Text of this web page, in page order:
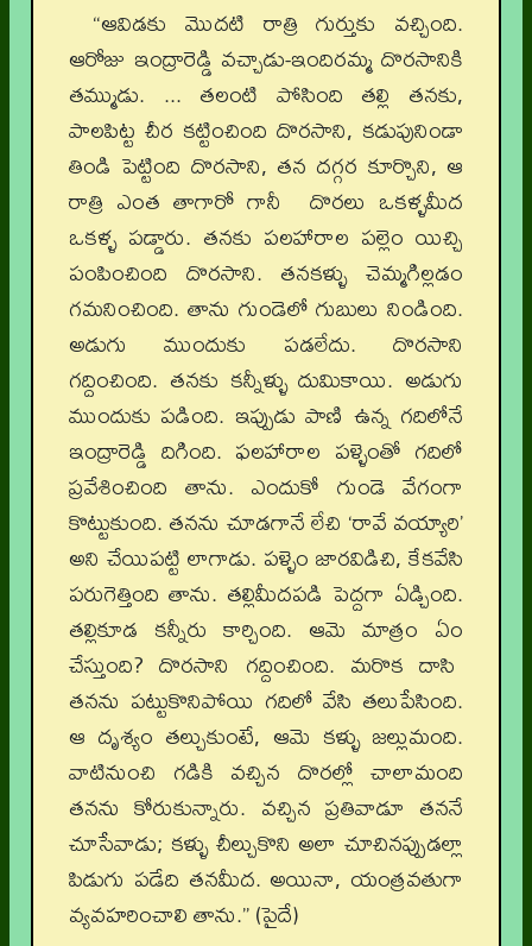
“ఆవిడకు మొదటి రాత్రి గుర్తుకు వచ్చింది.
ఆరోజు ఇంద్రారెడ్డి వచ్చాడు-ఇందిరమ్మ దొరసానికి
తమ్ముడు. ... తలంటి పోసింది తల్లి తనకు,
పాలపిట్ట చీర కట్టించింది దొరసాని, కడుపునిండా
తిండి పెట్టింది దొరసాని, తన దగ్గర కూర్చొని, ఆ
రాత్రి ఎంత తాగారో గానీ దొరలు ఒకళ్ళమీద
ఒకళ్ళ పడ్డారు. తనకు పలహారాల పల్లెం యిచ్చి
పంపించింది దొరసాని. తనకళ్ళు చెమ్మగిల్లడం
గమనించింది. తాను గుండెలో గుబులు నిండింది.
అడుగు ముందుకు పడలేదు. దొరసాని
గద్దించింది. తనకు కన్నీళ్ళు దుమికాయి. అడుగు
ముందుకు పడింది. ఇప్పుడు పాణి ఉన్న గదిలోనే
ఇంద్రారెడ్డి దిగింది. ఫలహారాల పళ్ళెంతో గదిలో
ప్రవేశించింది తాను. ఎందుకో గుండె వేగంగా
కొట్టుకుంది. తనను చూడగానే లేచి ‘రావే వయ్యారి’
అని చేయిపట్టి లాగాడు. పళ్ళెం జారవిడిచి, కేకవేసి
పరుగెత్తింది తాను. తల్లిమీదపడి పెద్దగా ఏడ్చింది.
తల్లికూడ కన్నీరు కార్చింది. ఆమె మాత్రం ఏం
చేస్తుంది? దొరసాని గద్దించింది. మరొక దాసి
తనను పట్టుకొనిపోయి గదిలో వేసి తలుపేసింది.
ఆ దృశ్యం తల్చుకుంటే, ఆమె కళ్ళు జల్లుమంది.
వాటినుంచి గడికి వచ్చిన దొరల్లో చాలామంది
తనను కోరుకున్నారు. వచ్చిన ప్రతివాడూ తననే
చూసేవాడు; కళ్ళు చీల్చుకొని అలా చూచినప్పుడల్లా
పిడుగు పడేది తనమీద. అయినా, యంత్రవతుగా
వ్యవహరించాలి తాను.” (పైదే)